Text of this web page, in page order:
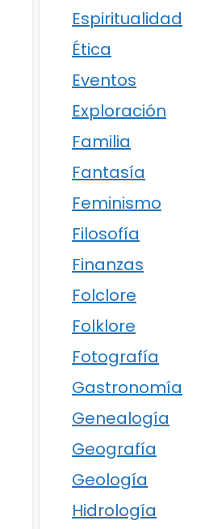
Espiritualidad
Ética
Eventos
Exploración
Familia
Fantasía
Feminismo
Filosofía
Finanzas
Folclore
Folklore
Fotografía
Gastronomía
Genealogía
Geografía
Geología
Hidrología